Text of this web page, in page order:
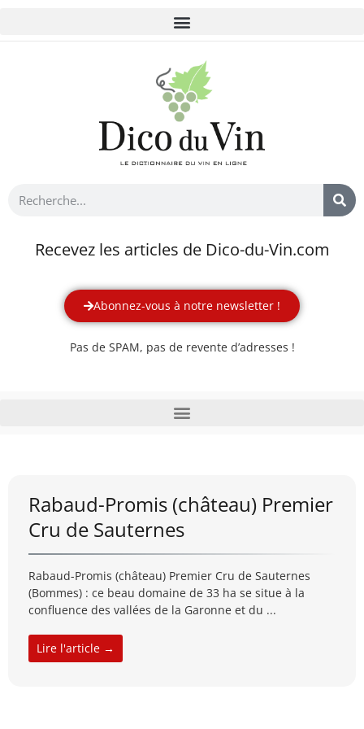
Recevez les articles de Dico-du-Vin.com
Abonnez-vous à notre newsletter !
Pas de SPAM, pas de revente d’adresses !
Rabaud-Promis (château) Premier
Cru de Sauternes
Rabaud-Promis (château) Premier Cru de Sauternes
(Bommes) : ce beau domaine de 33 ha se situe à la
confluence des vallées de la Garonne et du ...
Lire l'article →